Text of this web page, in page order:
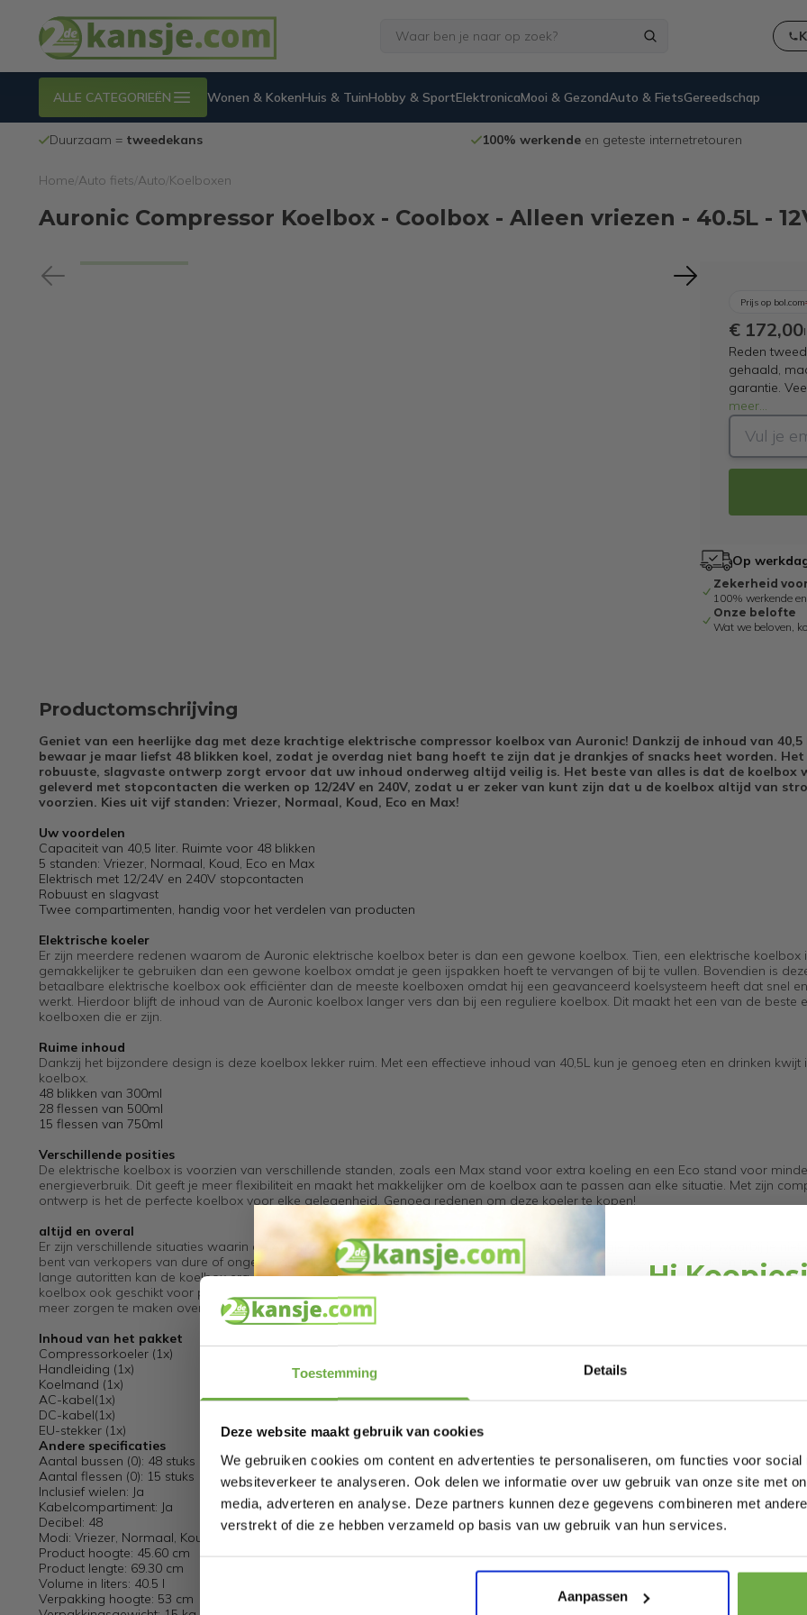
Toestemming Details
Deze website maakt gebruik van cookies
We gebruiken cookies om content en advertenties te personaliseren, om functies voor social
websiteverkeer te analyseren. Ook delen we informatie over uw gebruik van onze site met
media, adverteren en analyse. Deze partners kunnen deze gegevens combineren met
verstrekt of die ze hebben verzameld op basis van uw gebruik van hun services.
Aanpassen
ALLE CATEGORIEËN Wonen & KokenHuis & TuinHobby & SportElektronicaMooi & GezondAuto & FietsGereedschap
Duurzaam = tweedekans 100% werkendeen geteste internetretouren
Home Auto fiets Auto Koelboxen
Auronic Compressor Koelbox - Coolbox - Alleen vriezen - 40.5L -
Prijs op bol.com
€ 172,00
Reden
gehaald,
garantie.
meer...
Op
Zekerheid
100% werkende
Onze belofte
Wat we beloven,
Productomschrijving
Geniet van een heerlijke dag met deze krachtige elektrische compressor koelbox van Auronic! Dankzij de inhoud van
bewaar je maar liefst 48 blikken koel, zodat je overdag niet bang hoeft te zijn dat je drankjes of snacks heet worden. Het
robuuste, slagvaste ontwerp zorgt ervoor dat uw inhoud onderweg altijd veilig is. Het beste van alles is dat de koelbox
geleverd met stopcontacten die werken op 12/24V en 240V, zodat u er zeker van kunt zijn dat u de koelbox altijd van
voorzien. Kies uit vijf standen: Vriezer, Normaal, Koud, Eco en Max!
Uw voordelen
Capaciteit van 40,5 liter. Ruimte voor 48 blikken
5 standen: Vriezer, Normaal, Koud, Eco en Max
Elektrisch met 12/24V en 240V stopcontacten
Robuust en slagvast
Twee compartimenten, handig voor het verdelen van producten
Elektrische koeler
Er zijn meerdere redenen waarom de Auronic elektrische koelbox beter is dan een gewone koelbox. Tien, een elektrische koelbox
gemakkelijker te gebruiken dan een gewone koelbox omdat je geen ijspakken hoeft te vervangen of bij te vullen. Bovendien is
betaalbare elektrische koelbox ook efficiënter dan de meeste koelboxen omdat hij een geavanceerd koelsysteem heeft dat snel
werkt. Hierdoor blijft de inhoud van de Auronic koelbox langer vers dan bij een reguliere koelbox. Dit maakt het een van de beste
koelboxen die er zijn.
Ruime inhoud
Dankzij het bijzondere design is deze koelbox lekker ruim. Met een effectieve inhoud van 40,5L kun je genoeg eten en drinken kwijt
koelbox.
48 blikken van 300ml
28 flessen van 500ml
15 flessen van 750ml
Verschillende posities
De elektrische koelbox is voorzien van verschillende standen, zoals een Max stand voor extra koeling en een Eco stand voor
energieverbruik. Dit geeft je meer flexibiliteit en maakt het makkelijker om de koelbox aan te passen aan elke situatie. Met zijn
ontwerp is het de perfecte koelbox voor elke gelegenheid. Genoeg redenen om deze koeler te kopen!
altijd en overal
Er zijn verschillende situaties waarin de Auronic koeler nuttig kan zijn. Bijvoorbeeld tijdens een dagje park of strand, waarbij je niet
bent van verkopers van dure of ongezonde hapjes en drankjes. In plaats daarvan kunt u uw favoriete eigen producten meenemen.
lange autoritten kan de koelbox erg handig zijn, zodat je onderweg niet hoeft te stoppen om te eten en te drinken. Daarnaast is
koelbox ook geschikt voor picknicks, barbecues, kampeervakanties en andere buitenactiviteiten. Met deze koelbox hoef je je
meer zorgen te maken over bedorven eten of lauwe drankjes!
Inhoud van het pakket
Compressorkoeler (1x)
Handleiding (1x)
Koelmand (1x)
AC-kabel(1x)
DC-kabel(1x)
EU-stekker (1x)
Andere specificaties
Aantal bussen (0): 48 stuks
Aantal flessen (0): 15 stuks
Inclusief wielen: Ja
Kabelcompartiment: Ja
Decibel: 48
Modi: Vriezer, Normaal, Koud, Eco en Max
Product hoogte: 45.60 cm
Product lengte: 69.30 cm
Volume in liters: 40.5 l
Verpakking hoogte: 53 cm
Hi
Bij 2dekansje.com
Laat ons weten
Pak € 5,-